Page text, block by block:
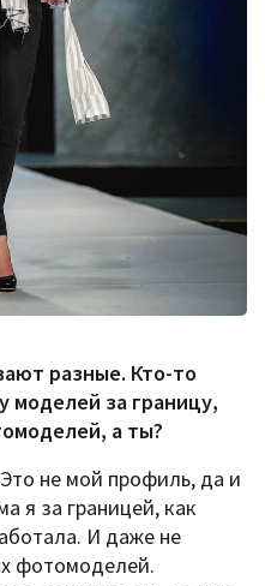
разные. Кто-то
моделей за границу,
а ты?
не мой профиль, да и
я за границей, как
И даже не
фотомоделей.